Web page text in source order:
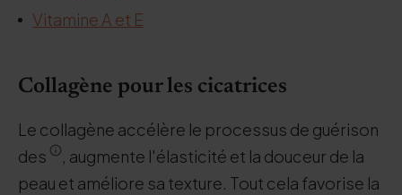
Vitamine A et E
Collagène pour les cicatrices
Le collagène accélère le processus de guérison
des
, augmente l'élasticité et la douceur de la
peau et améliore sa texture. Tout cela favorise la